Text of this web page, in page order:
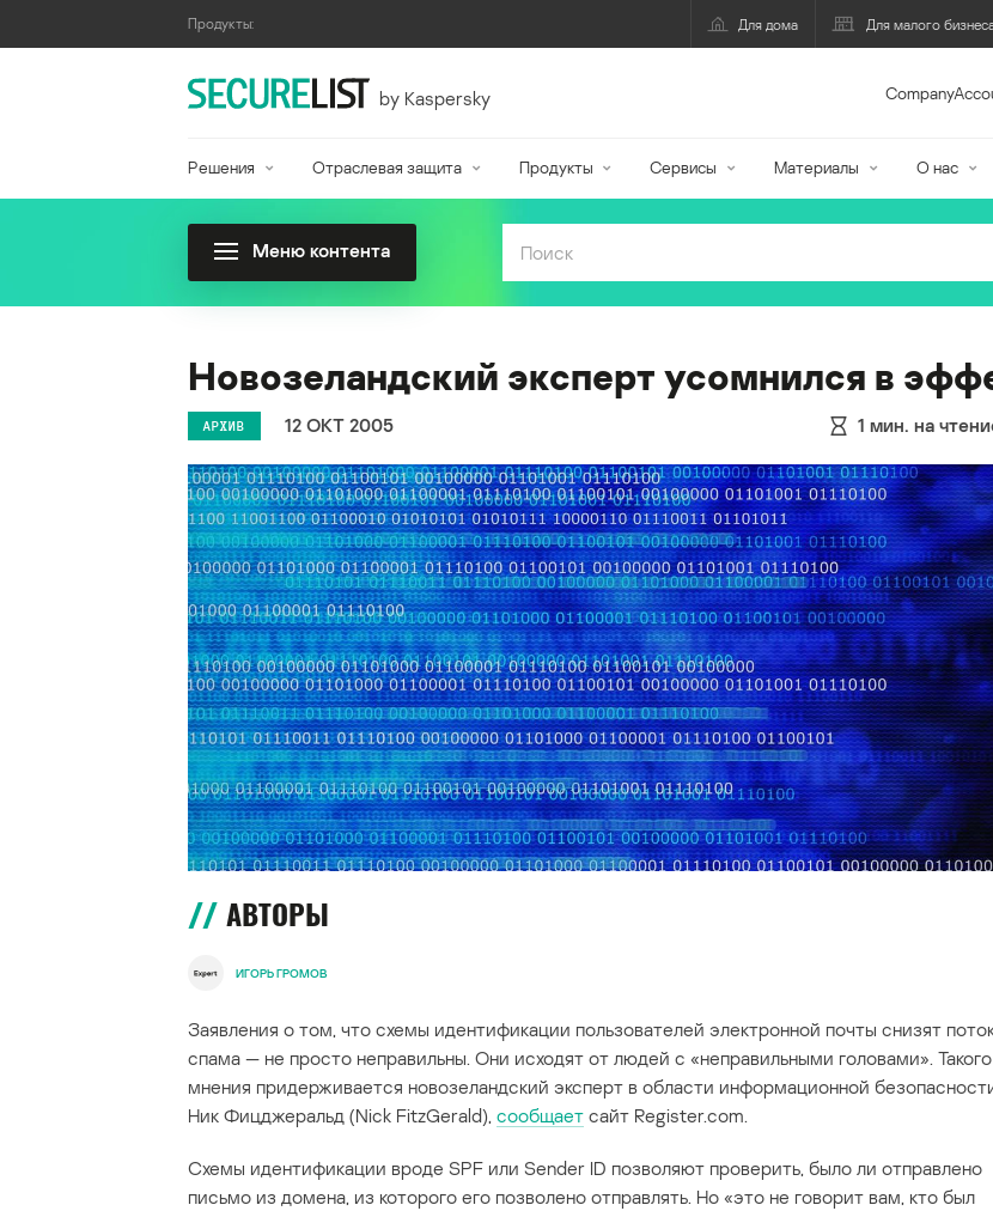
Продукты: Для дома Для малого
by Kaspersky
Решения Отраслевая защита Продукты Сервисы Материалы О нас
Меню контента
Новозеландский эксперт усомнился в
АРХИВ 12 ОКТ 2005 1 мин. на
АВТОРЫ
ИГОРЬ ГРОМОВ
Заявления о том, что схемы идентификации пользователей электронной почты снизят
спама — не просто неправильны. Они исходят от людей с «неправильными головами». Такого
мнения придерживается новозеландский эксперт в области информационной
Ник Фицджеральд (Nick FitzGerald), сообщает сайт Register.com.
Схемы идентификации вроде SPF или Sender ID позволяют проверить, было ли отправлено
письмо из домена, из которого его позволено отправлять. Но «это не говорит вам, кто был